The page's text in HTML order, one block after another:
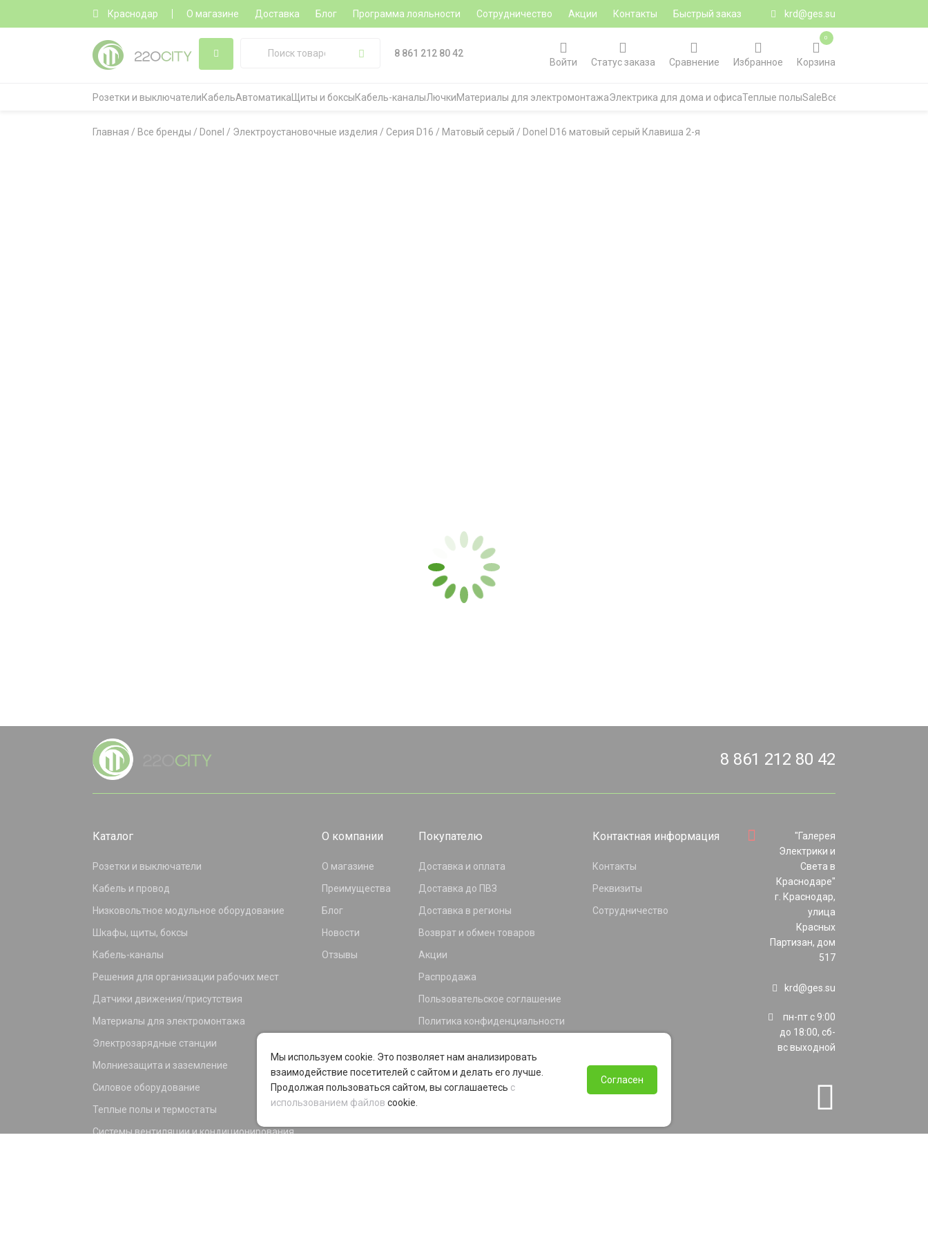
Краснодар О магазине Доставка Блог Программа лояльности Сотрудничество Акции Контакты Быстрый заказ krd@ges.su
8 861 212 80 42
Войти
Статус заказа Сравнение Избранное Корзина
0
Розетки и выключателиКабельАвтоматика Щиты и боксыКабель-каналыЛючкиМатериалы для электромонтажаЭлектрика для дома и офисаТеплые полыSaleВсе категории
Главная / Все бренды / Donel / Электроустановочные изделия / Серия D16 / Матовый серый / Donel D16 матовый серый Клавиша 2-я
8 861 212 80 42
Каталог
Розетки и выключатели
Кабель и провод
Низковольтное модульное оборудование
Шкафы, щиты, боксы
Кабель-каналы
Решения для организации рабочих мест
Датчики движения/присутствия
Материалы для электромонтажа
Электрозарядные станции
Молниезащита и заземление
Силовое оборудование
Теплые полы и термостаты
Системы вентиляции и кондиционирования
О компании
О магазине
Преимущества
Блог
Новости
Отзывы
Покупателю
Доставка и оплата
Доставка до ПВЗ
Доставка в регионы
Возврат и обмен товаров
Акции
Распродажа
Пользовательское соглашение
Политика конфиденциальности
Программа лояльности
Контактная информация
Контакты
Реквизиты
Сотрудничество
"Галерея
Электрики и
Света в
Краснодаре"
г. Краснодар,
улица
Красных
Партизан, дом
517
krd@ges.su
пн-пт с 9:00
до 18:00, сб-
вс выходной
Мы используем cookie. Это позволяет нам анализировать
взаимодействие посетителей с сайтом и делать его лучше.
Продолжая пользоваться сайтом, вы соглашаетесь с
использованием файлов cookie.
Согласен